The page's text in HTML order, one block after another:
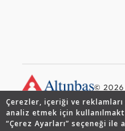
Çerezler, içeriği ve
analiz etmek için
“Çerez Ayarları” seçeneği
© 2026